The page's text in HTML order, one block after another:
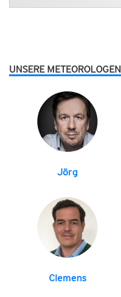
UNSERE METEOROLOGEN
Jörg
Clemens